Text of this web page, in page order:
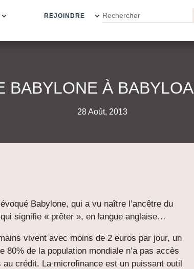
REJOINDRE
BABYLONE À
28 Août, 2013
Babylone, qui a vu naître l’ancêtre du
signifie « prêter », en langue anglaise…
vivent avec moins de 2 euros par jour, un
de la population mondiale n’a pas accès
crédit. La microfinance est un puissant outil